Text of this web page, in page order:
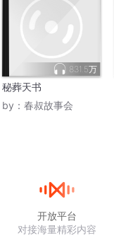
831.5万
秘葬天书
by： 春叔故事会
开放平台
对接海量精彩内容